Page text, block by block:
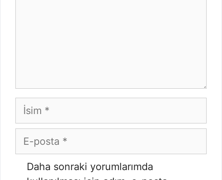
İsim
E-
posta
İnternet
Daha sonraki yorumlarımda